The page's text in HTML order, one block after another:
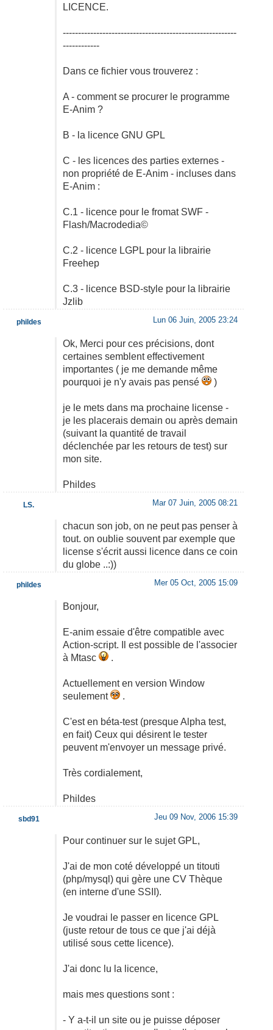
LICENCE.
---------------------------------------------------------
------------
Dans ce fichier vous trouverez :
A - comment se procurer le programme
E-Anim ?
B - la licence GNU GPL
C - les licences des parties externes -
non propriété de E-Anim - incluses dans
E-Anim :
C.1 - licence pour le fromat SWF -
Flash/Macrodedia©
C.2 - licence LGPL pour la librairie
Freehep
C.3 - licence BSD-style pour la librairie
Jzlib
Lun 06 Juin, 2005 23:24
Ok, Merci pour ces précisions, dont
certaines semblent effectivement
importantes ( je me demande même
pourquoi je n'y avais pas pensé
)
je le mets dans ma prochaine license -
je les placerais demain ou après demain
(suivant la quantité de travail
déclenchée par les retours de test) sur
mon site.
Phildes
phildes
Mar 07 Juin, 2005 08:21
chacun son job, on ne peut pas penser à
tout. on oublie souvent par exemple que
license s'écrit aussi licence dans ce coin
du globe ..:))
LS.
Mer 05 Oct, 2005 15:09
Bonjour,
E-anim essaie d'être compatible avec
Action-script. Il est possible de l'associer
à Mtasc
.
Actuellement en version Window
seulement
.
C'est en béta-test (presque Alpha test,
en fait) Ceux qui désirent le tester
peuvent m'envoyer un message privé.
Très cordialement,
Phildes
phildes
Jeu 09 Nov, 2006 15:39
Pour continuer sur le sujet GPL,
J'ai de mon coté développé un titouti
(php/mysql) qui gère une CV Thèque
(en interne d'une SSII).
Je voudrai le passer en licence GPL
(juste retour de tous ce que j'ai déjà
utilisé sous cette licence).
J'ai donc lu la licence,
mais mes questions sont :
- Y a-t-il un site ou je puisse déposer
sbd91